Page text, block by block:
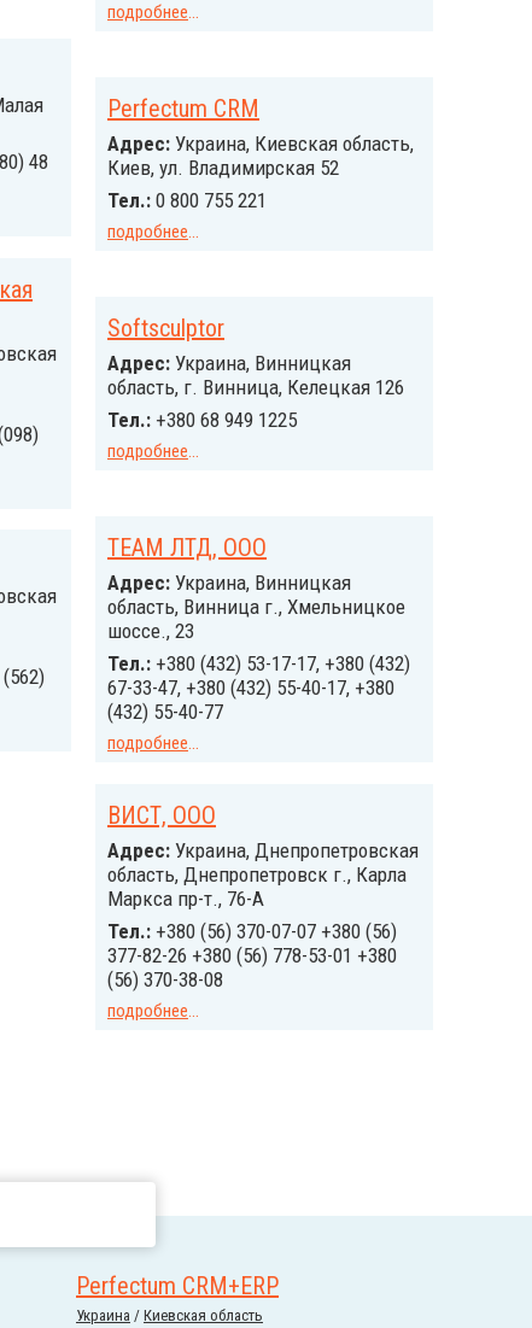
подробнее...
48
Perfectum CRM
Адрес: Украина, Киевская область,
Киев, ул. Владимирская 52
Тел.: 0 800 755 221
подробнее...
Softsculptor
Адрес: Украина, Винницкая
область, г. Винница, Келецкая 126
Тел.: +380 68 949 1225
подробнее...
TEAM ЛТД, ООО
Адрес: Украина, Винницкая
область, Винница г., Хмельницкое
шоссе., 23
Тел.: +380 (432) 53-17-17, +380 (432)
67-33-47, +380 (432) 55-40-17, +380
(432) 55-40-77
подробнее...
ВИСТ, ООО
Адрес: Украина, Днепропетровская
область, Днепропетровск г., Карла
Маркса пр-т., 76-А
Тел.: +380 (56) 370-07-07 +380 (56)
377-82-26 +380 (56) 778-53-01 +380
(56) 370-38-08
подробнее...
Perfectum CRM+ERP
Украина / Киевская область